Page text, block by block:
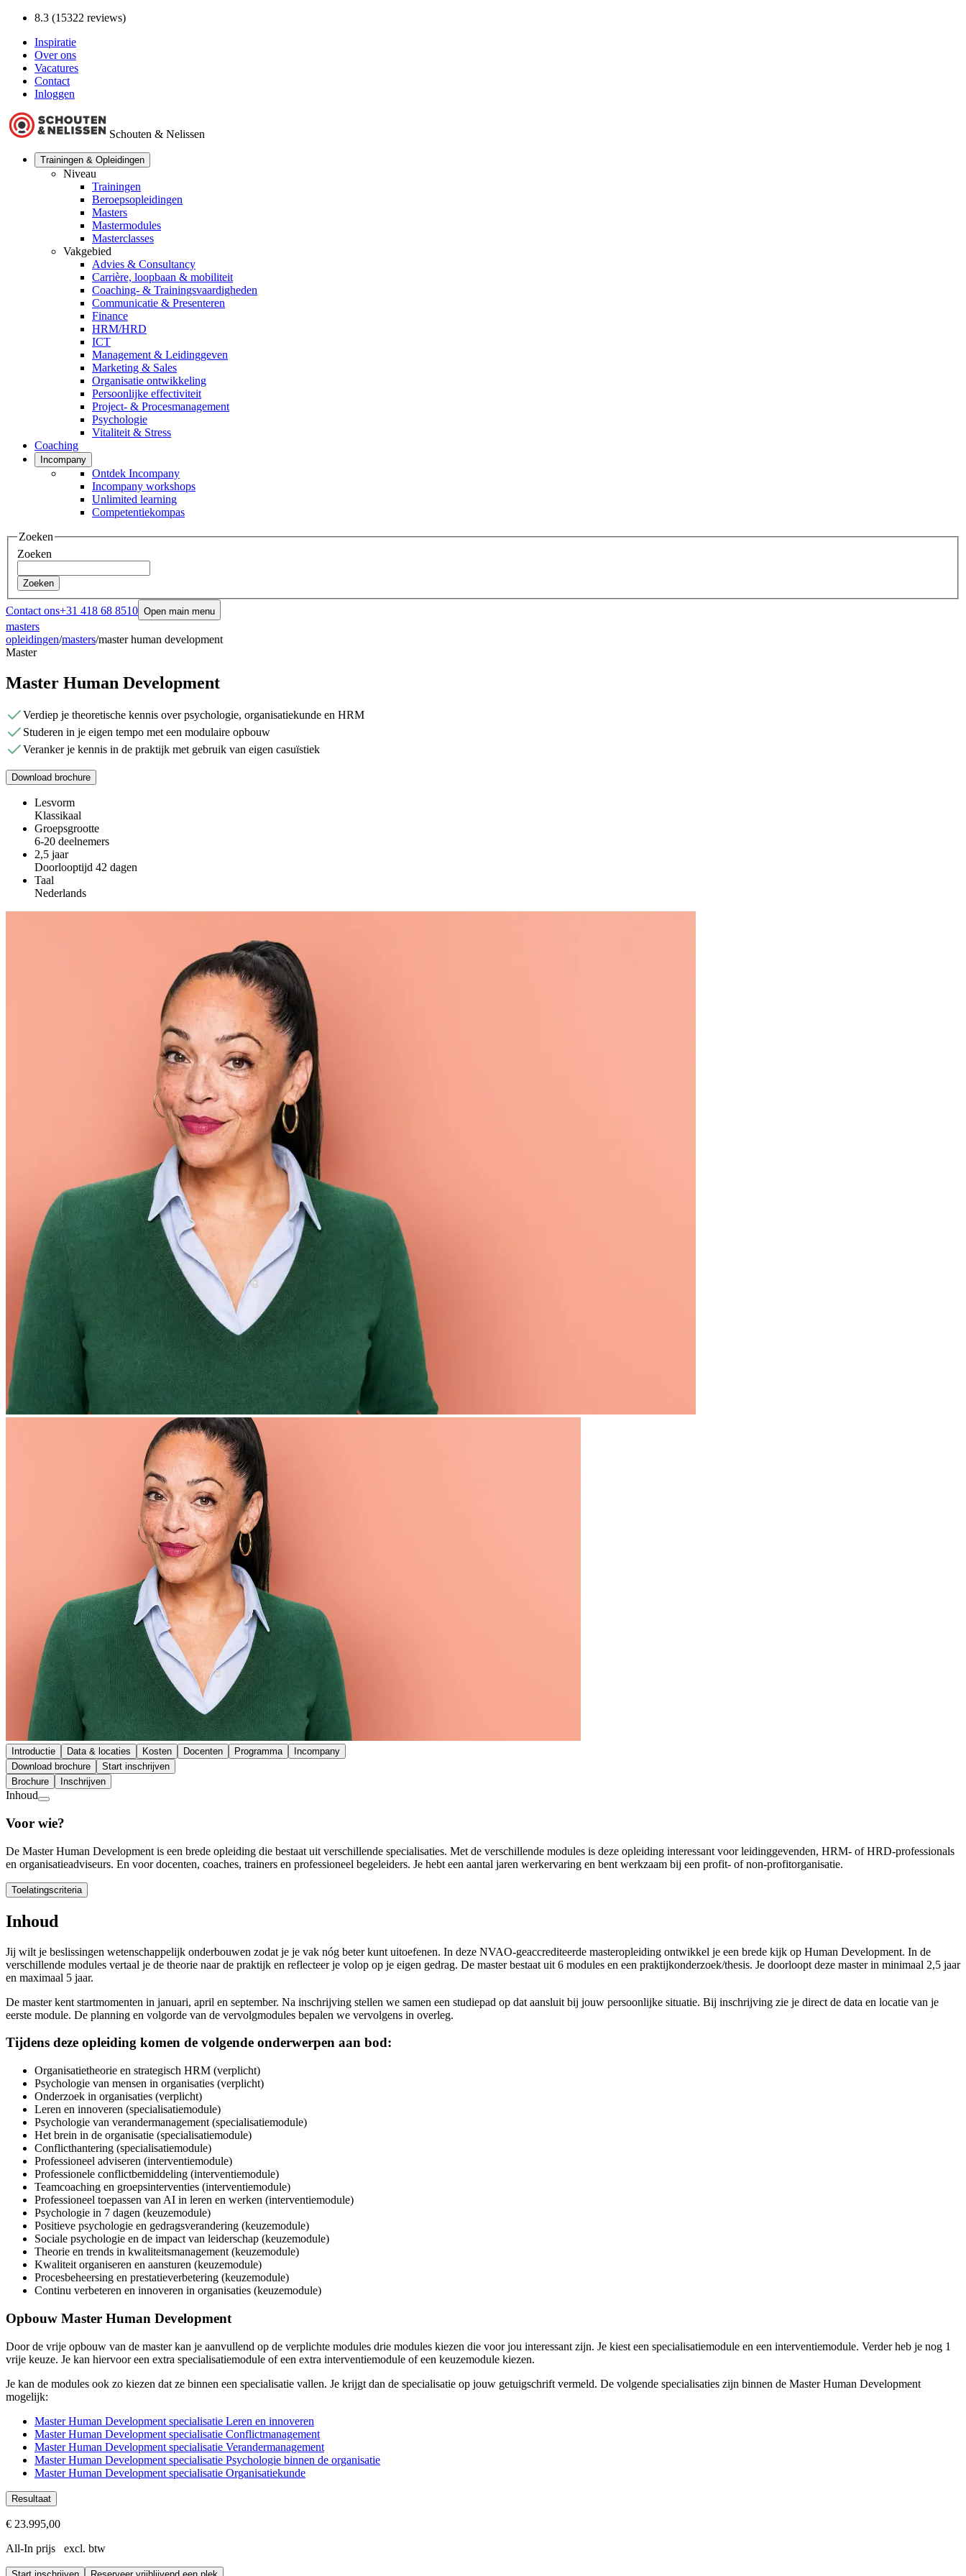
8.3 (15322 reviews)
Inspiratie
Over ons
Vacatures
Contact
Inloggen
Schouten & Nelissen
Trainingen & Opleidingen
Niveau
Trainingen
Beroepsopleidingen
Masters
Mastermodules
Masterclasses
Vakgebied
Advies & Consultancy
Carrière, loopbaan & mobiliteit
Coaching- & Trainingsvaardigheden
Communicatie & Presenteren
Finance
HRM/HRD
ICT
Management & Leidinggeven
Marketing & Sales
Organisatie ontwikkeling
Persoonlijke effectiviteit
Project- & Procesmanagement
Psychologie
Vitaliteit & Stress
Coaching
Incompany
Ontdek Incompany
Incompany workshops
Unlimited learning
Competentiekompas
Zoeken
Zoeken
Zoeken
Contact ons+31 418 68 8510 Open main menu
masters
opleidingen/masters/master human development
Master
Master Human Development
Verdiep je theoretische kennis over psychologie, organisatiekunde en HRM
Studeren in je eigen tempo met een modulaire opbouw
Veranker je kennis in de praktijk met gebruik van eigen casuïstiek
Download brochure
Lesvorm
Klassikaal
Groepsgrootte
6-20 deelnemers
2,5 jaar
Doorlooptijd 42 dagen
Taal
Nederlands
Introductie Data & locaties Kosten Docenten Programma
Incompany
Download brochure
Start inschrijven
Brochure
Inschrijven
Inhoud
Voor wie?
De Master Human Development is een brede opleiding die bestaat uit verschillende specialisaties. Met de verschillende modules is deze opleiding interessant voor leidinggevenden, HRM- of HRD-professionals
en organisatieadviseurs. En voor docenten, coaches, trainers en professioneel begeleiders. Je hebt een aantal jaren werkervaring en bent werkzaam bij een profit- of non-profitorganisatie.
Toelatingscriteria
Toelatingscriteria
Je bent in het bezit van een Bachelor- of mastergetuigschrift in het hoger beroepsonderwijs of het wetenschappelijk onderwijs en je hebt minimaal 2 jaar relevante werkervaring. Beschik je niet over een
Na aanmelding word je uitgenodigd voor een doelstellend gesprek met je studiebegeleider. In dit gesprek bespreek je jouw achtergrond, motivatie, wederzijdse verwachtingen, of de opleiding aansluit bij jouw
Inhoud
Jij wilt je beslissingen wetenschappelijk onderbouwen zodat je je vak nóg beter kunt uitoefenen. In deze NVAO-geaccrediteerde masteropleiding ontwikkel je een brede kijk op Human Development. In de
verschillende modules vertaal je de theorie naar de praktijk en reflecteer je volop op je eigen gedrag. De master bestaat uit 6 modules en een praktijkonderzoek/thesis. Je doorloopt deze master in minimaal 2,5 jaar
en maximaal 5 jaar.
De master kent startmomenten in januari, april en september. Na inschrijving stellen we samen een studiepad op dat aansluit bij jouw persoonlijke situatie. Bij inschrijving zie je direct de data en locatie van je
eerste module. De planning en volgorde van de vervolgmodules bepalen we vervolgens in overleg.
Tijdens deze opleiding komen de volgende onderwerpen aan bod:
Organisatietheorie en strategisch HRM (verplicht)
Psychologie van mensen in organisaties (verplicht)
Onderzoek in organisaties (verplicht)
Leren en innoveren (specialisatiemodule)
Psychologie van verandermanagement (specialisatiemodule)
Het brein in de organisatie (specialisatiemodule)
Conflicthantering (specialisatiemodule)
Professioneel adviseren (interventiemodule)
Professionele conflictbemiddeling (interventiemodule)
Teamcoaching en groepsinterventies (interventiemodule)
Professioneel toepassen van AI in leren en werken (interventiemodule)
Psychologie in 7 dagen (keuzemodule)
Positieve psychologie en gedragsverandering (keuzemodule)
Sociale psychologie en de impact van leiderschap (keuzemodule)
Theorie en trends in kwaliteitsmanagement (keuzemodule)
Kwaliteit organiseren en aansturen (keuzemodule)
Procesbeheersing en prestatieverbetering (keuzemodule)
Continu verbeteren en innoveren in organisaties (keuzemodule)
Opbouw Master Human Development
Door de vrije opbouw van de master kan je aanvullend op de verplichte modules drie modules kiezen die voor jou interessant zijn. Je kiest een specialisatiemodule en een interventiemodule. Verder heb je nog 1
vrije keuze. Je kan hiervoor een extra specialisatiemodule of een extra interventiemodule of een keuzemodule kiezen.
Je kan de modules ook zo kiezen dat ze binnen een specialisatie vallen. Je krijgt dan de specialisatie op jouw getuigschrift vermeld. De volgende specialisaties zijn binnen de Master Human Development
mogelijk:
Master Human Development specialisatie Leren en innoveren
Master Human Development specialisatie Conflictmanagement
Master Human Development specialisatie Verandermanagement
Master Human Development specialisatie Psychologie binnen de organisatie
Master Human Development specialisatie Organisatiekunde
Resultaat
Je draagt de NVAO-geaccrediteerde titel Master of Arts
Je kent de meest recente inzichten uit de psychologie, organisatiekunde en HRD
€ 23.995,00
All-In prijs excl. btw